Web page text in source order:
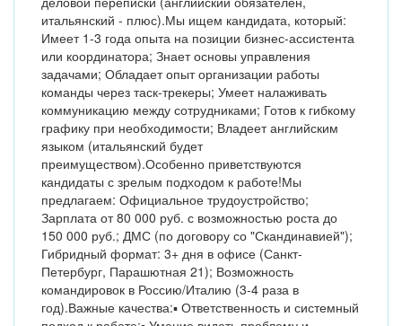
итальянский - плюс).Мы ищем кандидата, который:
Имеет 1-3 года опыта на позиции бизнес-ассистента
или координатора; Знает основы управления
задачами; О​​​​​​​бладает опыт организации работы
команды через таск-трекеры; Умеет налаживать
коммуникацию между сотрудниками; Готов к гибкому
графику при необходимости; Владеет английским
языком (итальянский будет
преимуществом).Особенно приветствуются
кандидаты с зрелым подходом к работе!Мы
предлагаем: Официальное трудоустройство;
Зарплата от 80 000 руб. с возможностью роста до
150 000 руб.; ДМС (по договору со "Скандинавией");
Гибридный формат: 3+ дня в офисе (Санкт-
Петербург, Парашютная 21); Возможность
командировок в Россию/Италию (3-4 раза в
год).Важные качества:▪ Ответственность и системный